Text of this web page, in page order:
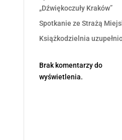
„Dźwiękoczuły Kraków”
Spotkanie ze Strażą
Książkodzielnia
Brak komentarzy do
wyświetlenia.